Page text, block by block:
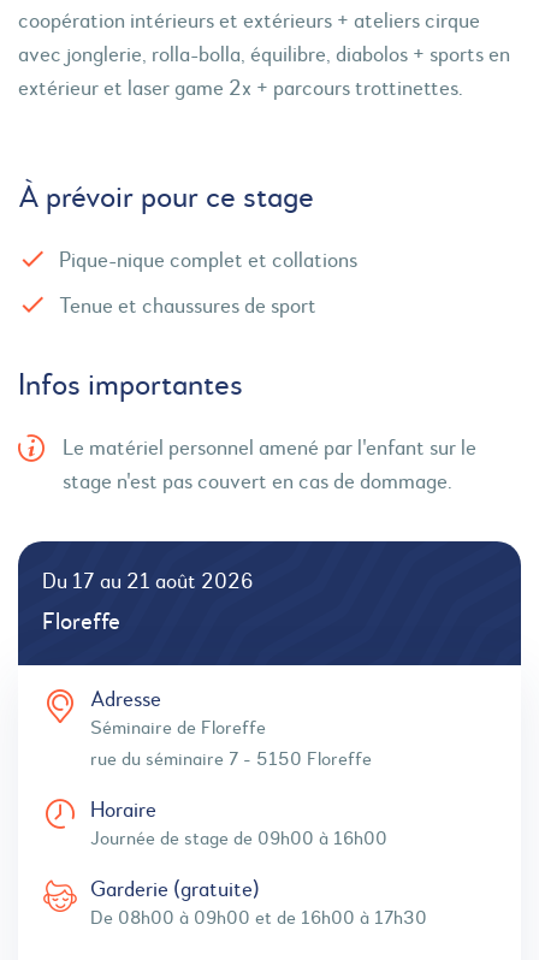
coopération intérieurs et extérieurs + ateliers cirque
avec jonglerie, rolla-bolla, équilibre, diabolos + sports en
extérieur et laser game 2x + parcours trottinettes.
À prévoir pour ce stage
Pique-nique complet et collations
Tenue et chaussures de sport
Infos importantes
Le matériel personnel amené par l'enfant sur le
stage n'est pas couvert en cas de dommage.
Du 17 au 21 août 2026
Floreffe
Adresse
Séminaire de Floreffe
rue du séminaire 7 - 5150 Floreffe
Horaire
Journée de stage de 09h00 à 16h00
Garderie (gratuite)
De 08h00 à 09h00 et de 16h00 à 17h30